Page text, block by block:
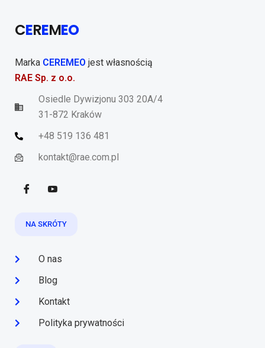
CEREMEO
Marka CEREMEO jest własnością
RAE Sp. z o.o.
Osiedle Dywizjonu 303 20A/4
31-872 Kraków
+48 519 136 481
kontakt@rae.com.pl
NA SKRÓTY
O nas
Blog
Kontakt
Polityka prywatności